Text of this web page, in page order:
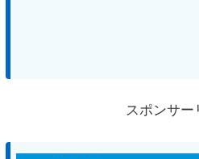
スポンサー